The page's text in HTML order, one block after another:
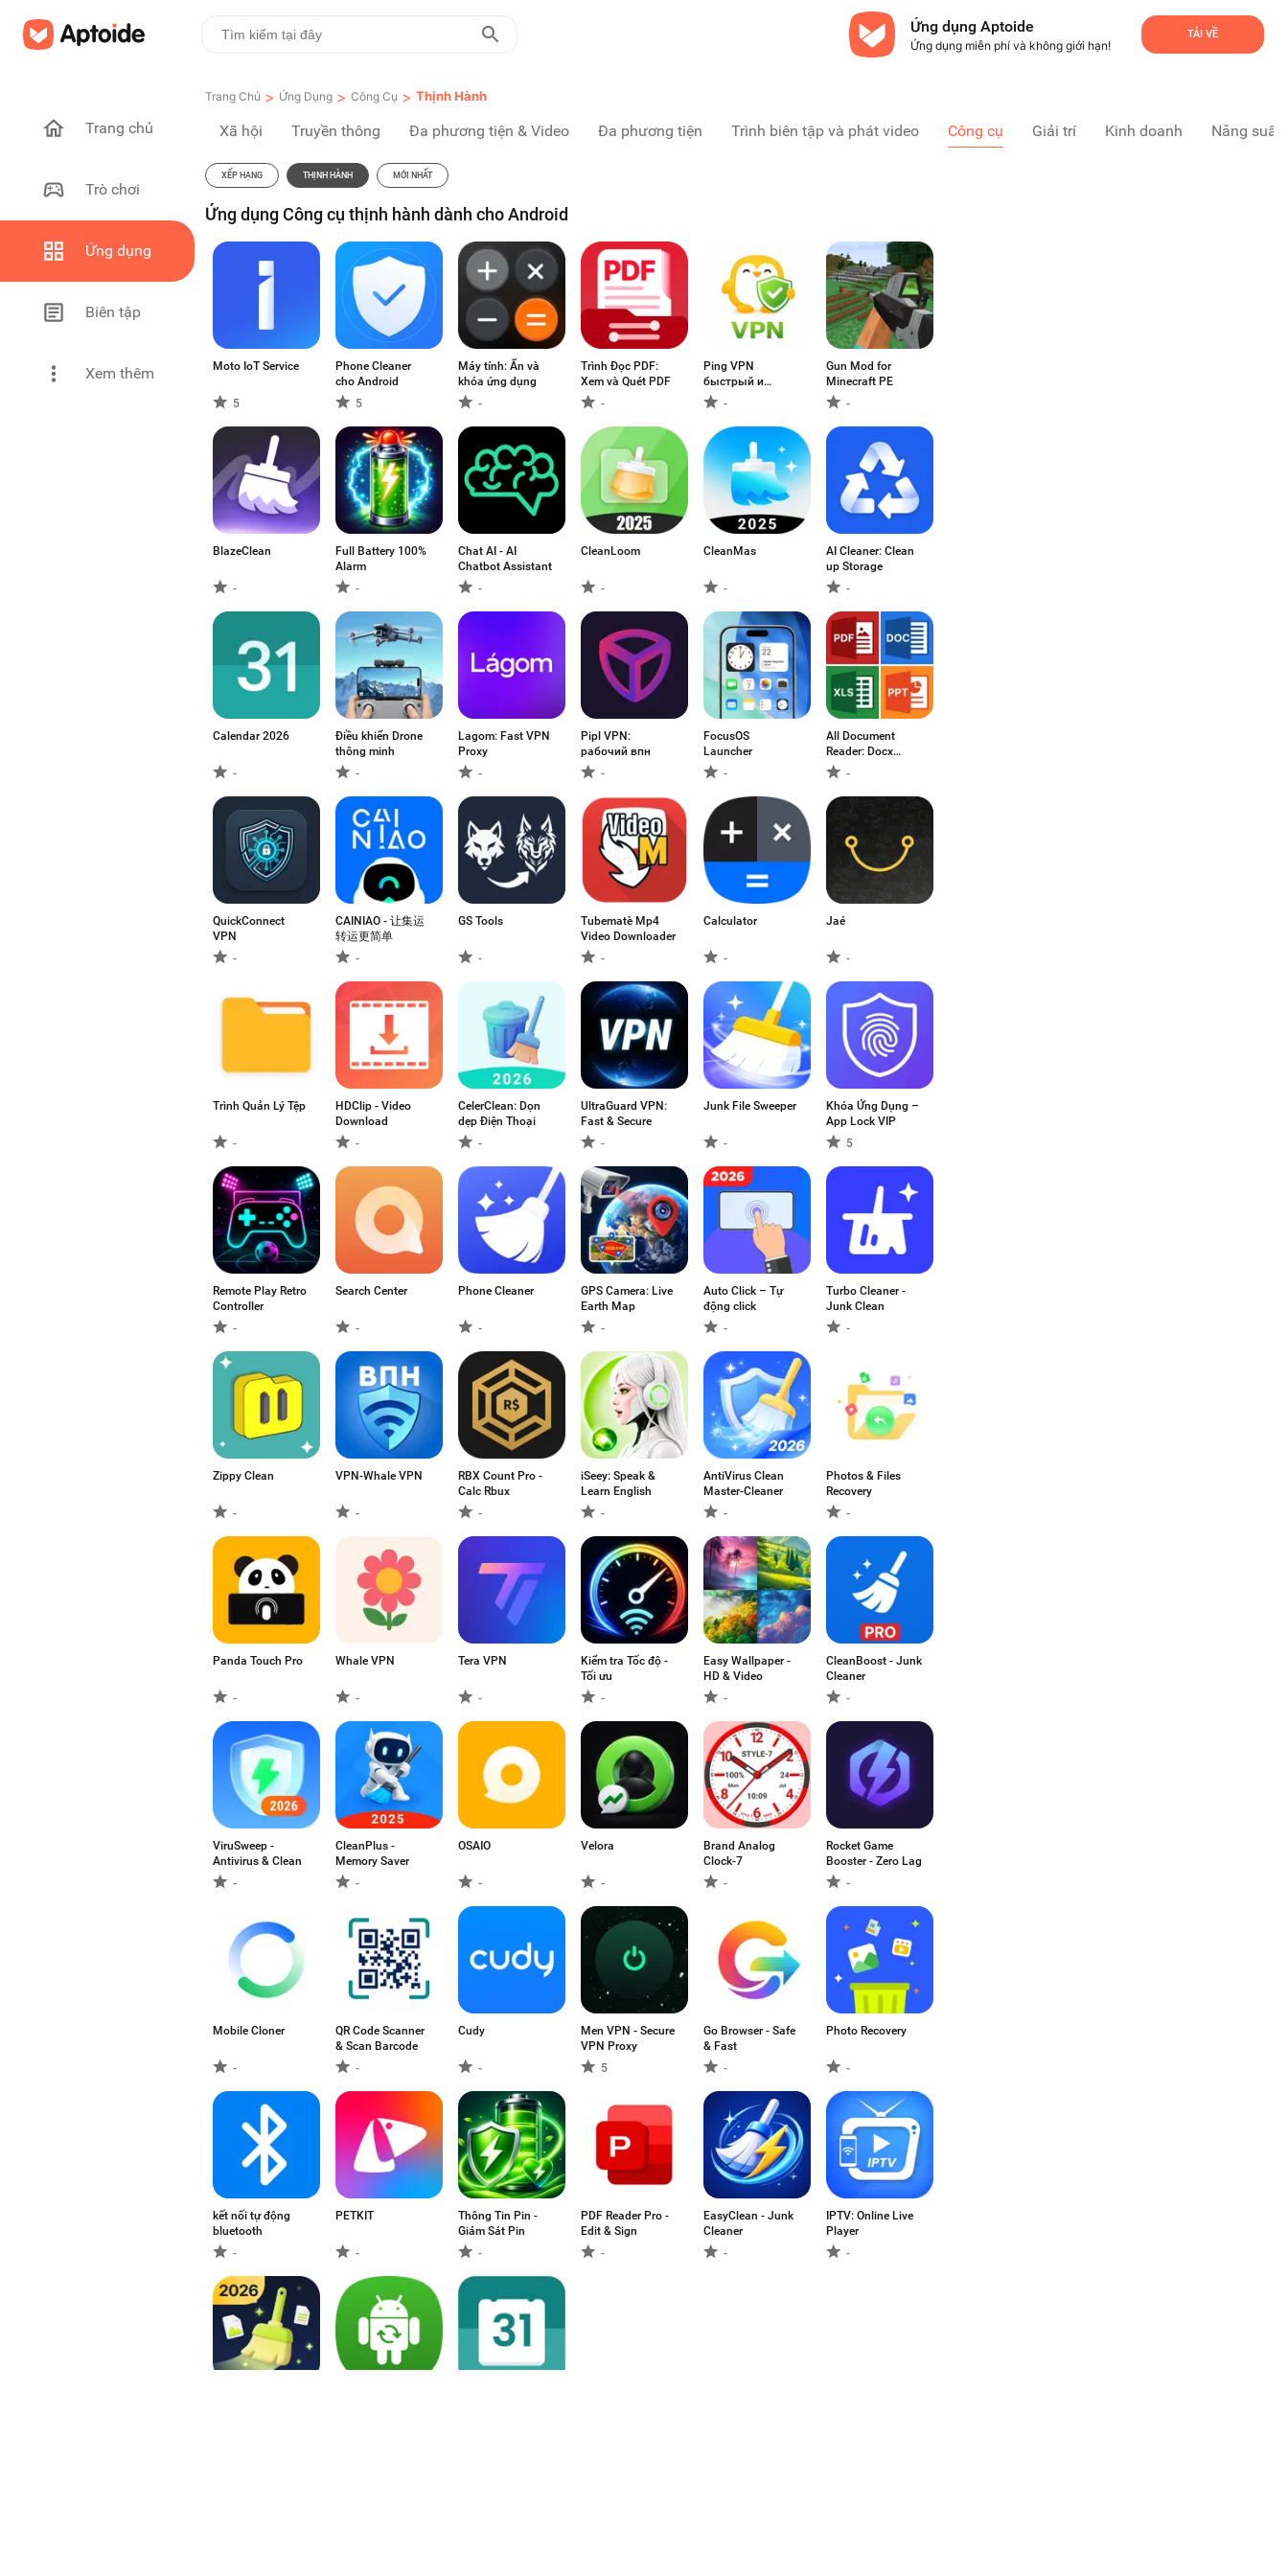
Ứng dụng Aptoide
Ứng dụng miễn phí và không giới hạn!
TẢI VỀ
Trang chủ
Trò chơi
Ứng dụng
Biên tập
Xem thêm
Trang Chủ > Ứng Dụng > Công Cụ > Thịnh Hành
Xã hội Truyền thông Đa phương tiện & Video Đa phương tiện Trình biên tập và phát video Công cụ Giải trí Kinh doanh Năng suất
XẾP HẠNG THỊNH HÀNH MỚI NHẤT
Ứng dụng Công cụ thịnh hành dành cho Android
Moto IoT Service
5
Phone Cleaner
cho Android
5
Máy tính: Ẩn và
khóa ứng dụng
-
Trình Đọc PDF:
Xem và Quét PDF
-
Ping VPN
быстрый и
безопасный
-
Gun Mod for
Minecraft PE
-
BlazeClean
-
Full Battery 100%
Alarm
-
Chat AI - AI
Chatbot Assistant
-
CleanLoom
-
CleanMas
-
AI Cleaner: Clean
up Storage
-
Calendar 2026
-
Điều khiển Drone
thông minh
-
Lagom: Fast VPN
Proxy
-
Pipl VPN:
рабочий впн
-
FocusOS
Launcher
-
All Document
Reader: Docx
Word-
QuickConnect
VPN
-
CAINIAO - 让集运
转运更简单
-
GS Tools
-
Tubematè Mp4
Video Downloader
-
Calculator
-
Jaé
-
Trình Quản Lý Tệp
-
HDClip - Video
Download
-
CelerClean: Dọn
dẹp Điện Thoại
-
UltraGuard VPN:
Fast & Secure
-
Junk File Sweeper
-
Khóa Ứng Dụng –
App Lock VIP
5
Remote Play Retro
Controller
-
Search Center
-
Phone Cleaner
-
GPS Camera: Live
Earth Map
-
Auto Click – Tự
động click
-
Turbo Cleaner -
Junk Clean
-
Zippy Clean
-
VPN-Whale VPN
-
RBX Count Pro -
Calc Rbux
-
iSeey: Speak &
Learn English
-
AntiVirus Clean
Master-Cleaner
-
Photos & Files
Recovery
-
Panda Touch Pro
-
Whale VPN
-
Tera VPN
-
Kiểm tra Tốc độ -
Tối ưu
-
Easy Wallpaper -
HD & Video
-
CleanBoost - Junk
Cleaner
-
ViruSweep -
Antivirus & Clean
-
CleanPlus -
Memory Saver
-
OSAIO
-
Velora
-
Brand Analog
Clock-7
-
Rocket Game
Booster - Zero Lag
-
Mobile Cloner
-
QR Code Scanner
& Scan Barcode
-
Cudy
-
Men VPN - Secure
VPN Proxy
5
Go Browser - Safe
& Fast
-
Photo Recovery
-
kết nối tự động
bluetooth
-
PETKIT
-
Thông Tin Pin -
Giám Sát Pin
-
PDF Reader Pro -
Edit & Sign
-
EasyClean - Junk
Cleaner
-
IPTV: Online Live
Player
-